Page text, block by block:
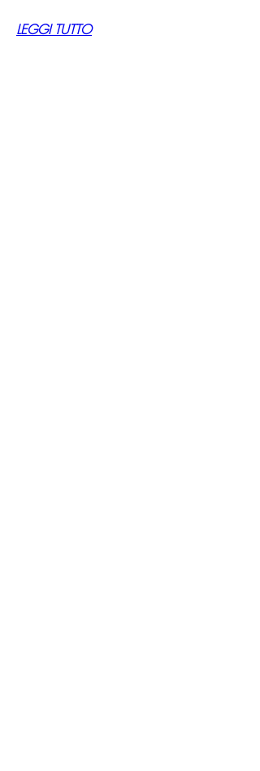
LEGGI TUTTO